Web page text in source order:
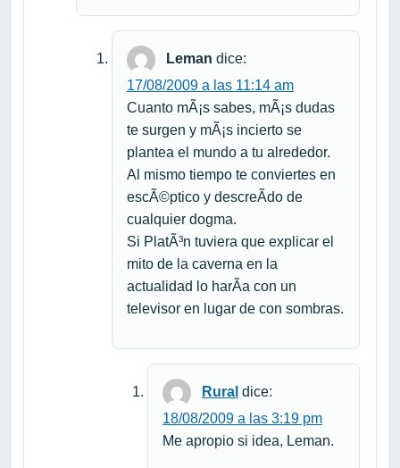
Leman dice:
17/08/2009 a las 11:14 am
Cuanto mÃ¡s sabes, mÃ¡s dudas
te surgen y mÃ¡s incierto se
plantea el mundo a tu alrededor.
Al mismo tiempo te conviertes en
escÃ©ptico y descreÃ­do de
cualquier dogma.
Si PlatÃ³n tuviera que explicar el
mito de la caverna en la
actualidad lo harÃ­a con un
televisor en lugar de con sombras.
Rural dice:
18/08/2009 a las 3:19 pm
Me apropio si idea, Leman.